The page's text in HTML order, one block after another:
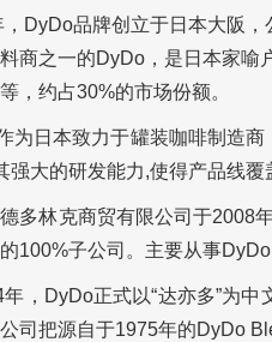
，DyDo品牌创立于日本大阪
商之一的DyDo，是日本家喻
，约占30%的市场份额。
为日本致力于罐装咖啡制造
强大的研发能力,使得产品线
多林克商贸有限公司于2008
100%子公司。 主要从事
年，DyDo正式以“达亦多”为
司把源自于1975年的DyDo